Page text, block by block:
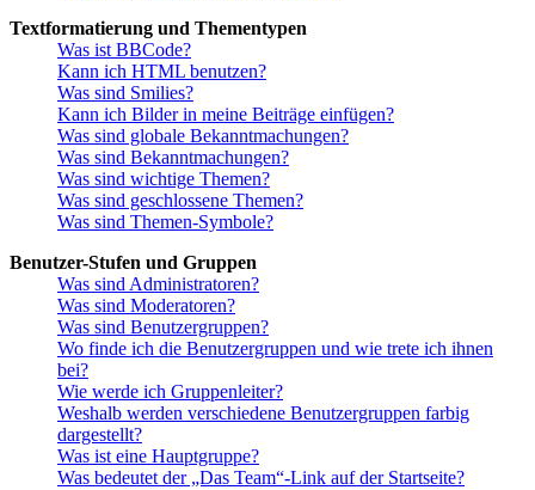
Textformatierung und Thementypen
Was ist BBCode?
Kann ich HTML benutzen?
Was sind Smilies?
Kann ich Bilder in meine Beiträge einfügen?
Was sind globale Bekanntmachungen?
Was sind Bekanntmachungen?
Was sind wichtige Themen?
Was sind geschlossene Themen?
Was sind Themen-Symbole?
Benutzer-Stufen und Gruppen
Was sind Administratoren?
Was sind Moderatoren?
Was sind Benutzergruppen?
Wo finde ich die Benutzergruppen und wie trete ich ihnen
bei?
Wie werde ich Gruppenleiter?
Weshalb werden verschiedene Benutzergruppen farbig
dargestellt?
Was ist eine Hauptgruppe?
Was bedeutet der „Das Team“-Link auf der Startseite?